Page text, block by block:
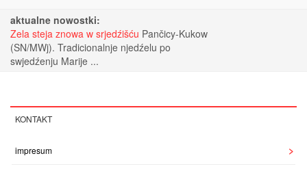
aktualne nowostki:
Zela steja znowa w srjedźišću Pančicy-Kukow
(SN/MWj). Tradicionalnje njedźelu po
swjedźenju Marije ...
KONTAKT
impresum